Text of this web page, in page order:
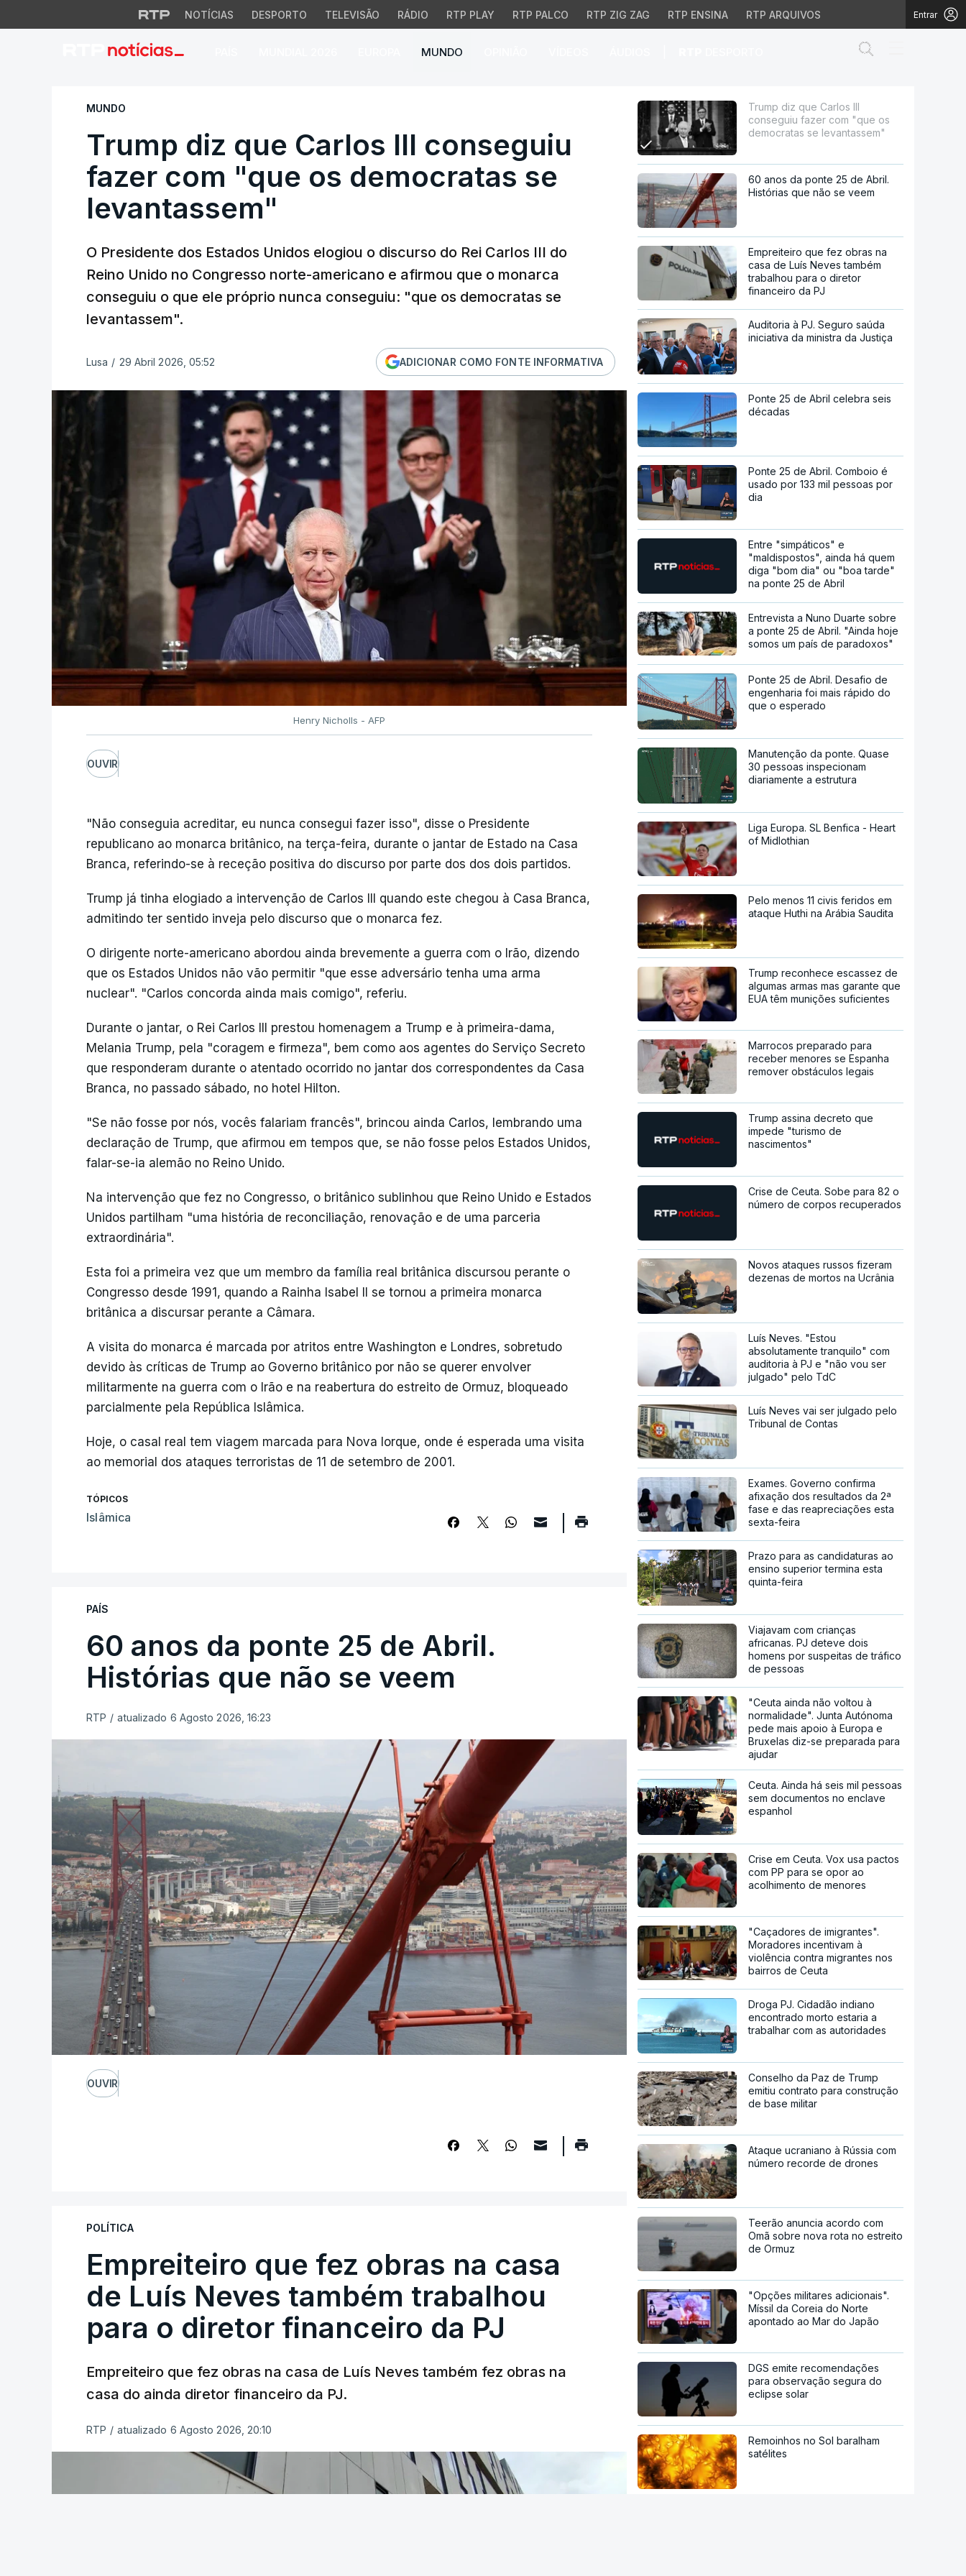
NOTÍCIAS DESPORTO TELEVISÃO RÁDIO RTP PLAY RTP PALCO RTP ZIG ZAG RTP ENSINA RTP ARQUIVOS Entrar
MUNDO
Trump diz que Carlos III conseguiu fazer com "que os
MUNDO
Trump diz que Carlos III conseguiu
fazer com "que os democratas se
levantassem"
O Presidente dos Estados Unidos elogiou o discurso do Rei Carlos III do
Reino Unido no Congresso norte-americano e afirmou que o monarca
conseguiu o que ele próprio nunca conseguiu: "que os democratas se
levantassem".
Lusa / 29 Abril 2026, 05:52 ADICIONAR COMO FONTE INFORMATIVA
Henry Nicholls - AFP
OUVIR
"Não conseguia acreditar, eu nunca consegui fazer isso", disse o Presidente
republicano ao monarca britânico, na terça-feira, durante o jantar de Estado na Casa
Branca, referindo-se à receção positiva do discurso por parte dos dos dois partidos.
Trump já tinha elogiado a intervenção de Carlos III quando este chegou à Casa Branca,
admitindo ter sentido inveja pelo discurso que o monarca fez.
O dirigente norte-americano abordou ainda brevemente a guerra com o Irão, dizendo
que os Estados Unidos não vão permitir "que esse adversário tenha uma arma
nuclear". "Carlos concorda ainda mais comigo", referiu.
Durante o jantar, o Rei Carlos III prestou homenagem a Trump e à primeira-dama,
Melania Trump, pela "coragem e firmeza", bem como aos agentes do Serviço Secreto
que responderam durante o atentado ocorrido no jantar dos correspondentes da Casa
Branca, no passado sábado, no hotel Hilton.
"Se não fosse por nós, vocês falariam francês", brincou ainda Carlos, lembrando uma
declaração de Trump, que afirmou em tempos que, se não fosse pelos Estados Unidos,
falar-se-ia alemão no Reino Unido.
Na intervenção que fez no Congresso, o britânico sublinhou que Reino Unido e Estados
Unidos partilham "uma história de reconciliação, renovação e de uma parceria
extraordinária".
Esta foi a primeira vez que um membro da família real britânica discursou perante o
Congresso desde 1991, quando a Rainha Isabel II se tornou a primeira monarca
britânica a discursar perante a Câmara.
A visita do monarca é marcada por atritos entre Washington e Londres, sobretudo
devido às críticas de Trump ao Governo britânico por não se querer envolver
militarmente na guerra com o Irão e na reabertura do estreito de Ormuz, bloqueado
parcialmente pela República Islâmica.
Hoje, o casal real tem viagem marcada para Nova Iorque, onde é esperada uma visita
ao memorial dos ataques terroristas de 11 de setembro de 2001.
TÓPICOS
Islâmica
PAÍS
60 anos da ponte 25 de Abril.
Histórias que não se veem
RTP / atualizado 6 Agosto 2026, 16:23
OUVIR
POLÍTICA
Empreiteiro que fez obras na casa
de Luís Neves também trabalhou
para o diretor financeiro da PJ
Empreiteiro que fez obras na casa de Luís Neves também fez obras na
casa do ainda diretor financeiro da PJ.
RTP / atualizado 6 Agosto 2026, 20:10
Trump diz que Carlos III
conseguiu fazer com "que os
democratas se levantassem"
60 anos da ponte 25 de Abril.
Histórias que não se veem
Empreiteiro que fez obras na
casa de Luís Neves também
trabalhou para o diretor
financeiro da PJ
Auditoria à PJ. Seguro saúda
iniciativa da ministra da Justiça
Ponte 25 de Abril celebra seis
décadas
Ponte 25 de Abril. Comboio é
usado por 133 mil pessoas por
dia
Entre "simpáticos" e
"maldispostos", ainda há quem
diga "bom dia" ou "boa tarde"
na ponte 25 de Abril
Entrevista a Nuno Duarte sobre
a ponte 25 de Abril. "Ainda hoje
somos um país de paradoxos"
Ponte 25 de Abril. Desafio de
engenharia foi mais rápido do
que o esperado
Manutenção da ponte. Quase
30 pessoas inspecionam
diariamente a estrutura
Liga Europa. SL Benfica - Heart
of Midlothian
Pelo menos 11 civis feridos em
ataque Huthi na Arábia Saudita
Trump reconhece escassez de
algumas armas mas garante que
EUA têm munições suficientes
Marrocos preparado para
receber menores se Espanha
remover obstáculos legais
Trump assina decreto que
impede "turismo de
nascimentos"
Crise de Ceuta. Sobe para 82 o
número de corpos recuperados
Novos ataques russos fizeram
dezenas de mortos na Ucrânia
Luís Neves. "Estou
absolutamente tranquilo" com
auditoria à PJ e "não vou ser
julgado" pelo TdC
Luís Neves vai ser julgado pelo
Tribunal de Contas
Exames. Governo confirma
afixação dos resultados da 2ª
fase e das reapreciações esta
sexta-feira
Prazo para as candidaturas ao
ensino superior termina esta
quinta-feira
Viajavam com crianças
africanas. PJ deteve dois
homens por suspeitas de tráfico
de pessoas
"Ceuta ainda não voltou à
normalidade". Junta Autónoma
pede mais apoio à Europa e
Bruxelas diz-se preparada para
ajudar
Ceuta. Ainda há seis mil pessoas
sem documentos no enclave
espanhol
Crise em Ceuta. Vox usa pactos
com PP para se opor ao
acolhimento de menores
"Caçadores de imigrantes".
Moradores incentivam à
violência contra migrantes nos
bairros de Ceuta
Droga PJ. Cidadão indiano
encontrado morto estaria a
trabalhar com as autoridades
Conselho da Paz de Trump
emitiu contrato para construção
de base militar
Ataque ucraniano à Rússia com
número recorde de drones
Teerão anuncia acordo com
Omã sobre nova rota no estreito
de Ormuz
"Opções militares adicionais".
Míssil da Coreia do Norte
apontado ao Mar do Japão
DGS emite recomendações
para observação segura do
eclipse solar
Remoinhos no Sol baralham
satélites